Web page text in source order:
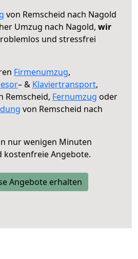
von Remscheid nach Nagold
Umzug nach Nagold, wir
und stressfrei
Firmenumzug,
– & Klaviertransport,
Remscheid, Fernumzug oder
von Remscheid nach
nur wenigen Minuten
kostenfreie Angebote.
Angebote erhalten